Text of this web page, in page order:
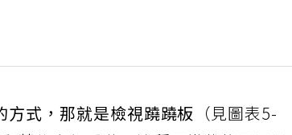
式，那就是檢視蹺蹺板 （見圖表5-